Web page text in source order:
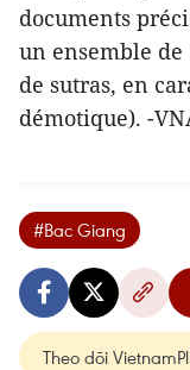
documents
un ensemble
de sutras, en
démotique). -
#Bac Giang
Theo dõi